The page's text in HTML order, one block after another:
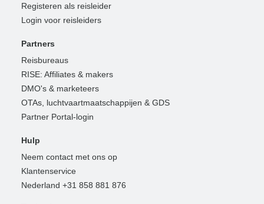
Registeren als reisleider
Login voor reisleiders
Partners
Reisbureaus
RISE: Affiliates & makers
DMO's & marketeers
OTAs, luchtvaartmaatschappijen & GDS
Partner Portal-login
Hulp
Neem contact met ons op
Klantenservice
Nederland +31 858 881 876